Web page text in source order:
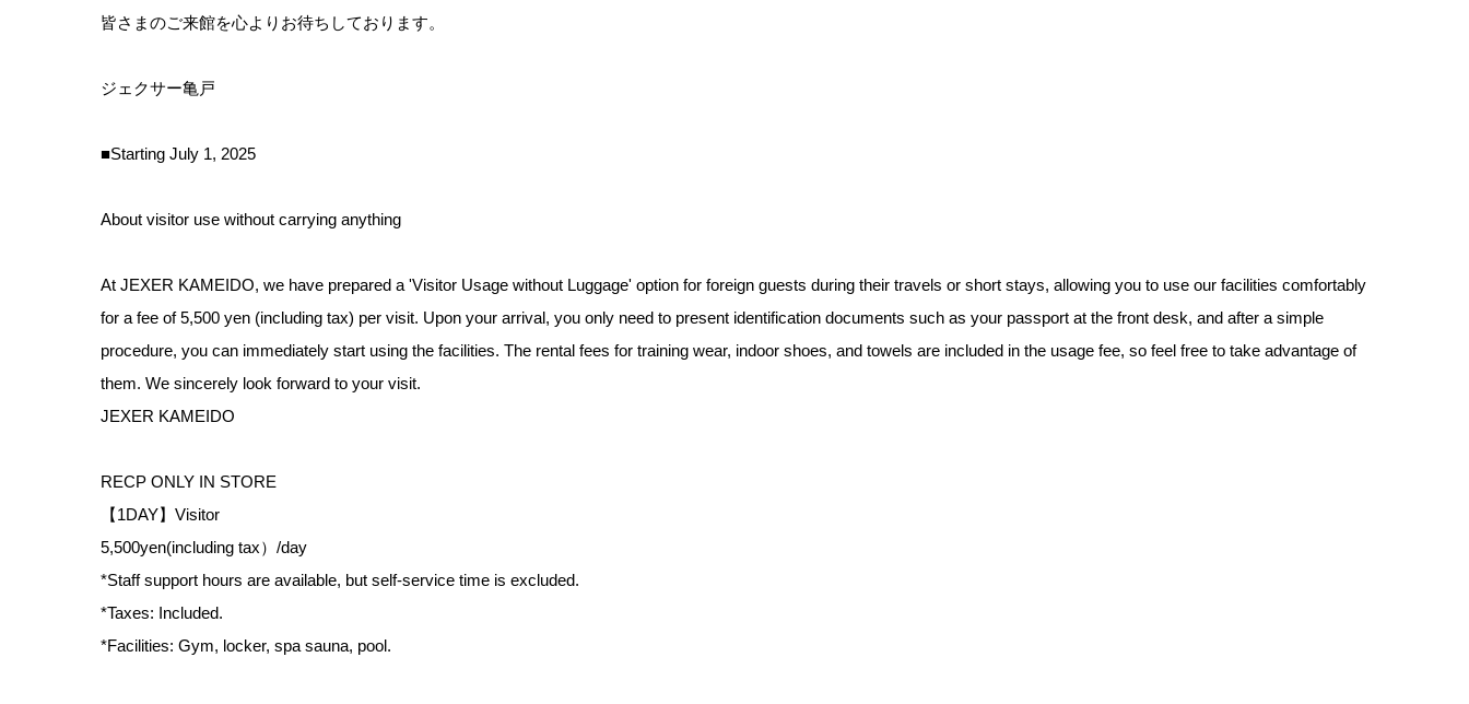
皆さまのご来館を心よりお待ちしております。
ジェクサー亀戸
■Starting July 1, 2025
About visitor use without carrying anything
At JEXER KAMEIDO, we have prepared a 'Visitor Usage without Luggage' option for foreign guests during their travels or short stays, allowing you to use our facilities comfortably
for a fee of 5,500 yen (including tax) per visit. Upon your arrival, you only need to present identification documents such as your passport at the front desk, and after a simple
procedure, you can immediately start using the facilities. The rental fees for training wear, indoor shoes, and towels are included in the usage fee, so feel free to take advantage of
them. We sincerely look forward to your visit.
JEXER KAMEIDO
RECP ONLY IN STORE
【1DAY】Visitor
5,500yen(including tax）/day
*Staff support hours are available, but self-service time is excluded.
*Taxes: Included.
*Facilities: Gym, locker, spa sauna, pool.